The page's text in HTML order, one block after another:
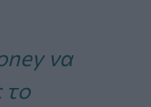
να
το